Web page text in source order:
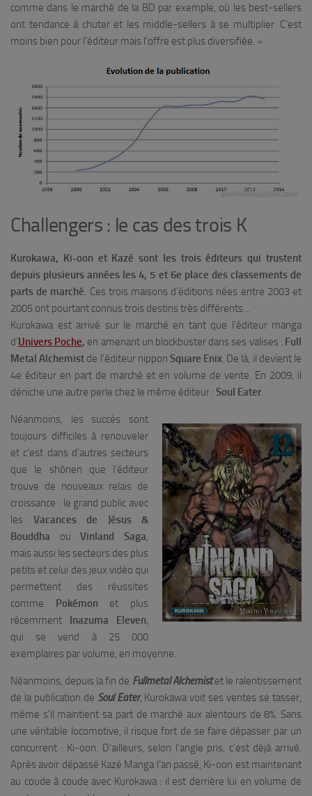
comme dans le marché de la BD par exemple, où les best-sellers
ont tendance à chuter et les middle-sellers à se multiplier. C’est
moins bien pour l’éditeur mais l’offre est plus diversifiée. »
Challengers : le cas des trois K
Kurokawa, Ki-oon et Kazé sont les trois éditeurs qui trustent
depuis plusieurs années les 4, 5 et 6e place des classements de
parts de marché. Ces trois maisons d’éditions nées entre 2003 et
2005 ont pourtant connus trois destins très différents…
Kurokawa est arrivé sur le marché en tant que l’éditeur manga
d’Univers Poche, en amenant un blockbuster dans ses valises : Full
Metal Alchemist de l’éditeur nippon Square Enix. De là, il devient le
4e éditeur en part de marché et en volume de vente. En 2009, il
déniche une autre perle chez le même éditeur : Soul Eater.
Néanmoins, les succès sont
toujours difficiles à renouveler
et c’est dans d’autres secteurs
que le shônen que l’éditeur
trouve de nouveaux relais de
croissance : le grand public avec
les Vacances de Jésus &
Bouddha ouVinland Saga,
mais aussi les secteurs des plus
petits et celui des jeux vidéo qui
permettent des réussites
comme Pokémon et plus
récemment Inazuma Eleven,
qui se vend à 25 000
exemplaires par volume, en moyenne.
Néanmoins, depuis la fin de Fullmetal Alchemistet le ralentissement
de la publication de Soul Eater, Kurokawa voit ses ventes se tasser,
même s’il maintient sa part de marché aux alentours de 8%. Sans
une véritable locomotive, il risque fort de se faire dépasser par un
concurrent : Ki-oon. D’ailleurs, selon l’angle pris, c’est déjà arrivé.
Après avoir dépassé Kazé Manga l’an passé, Ki-oon est maintenant
au coude à coude avec Kurokawa : il est derrière lui en volume de